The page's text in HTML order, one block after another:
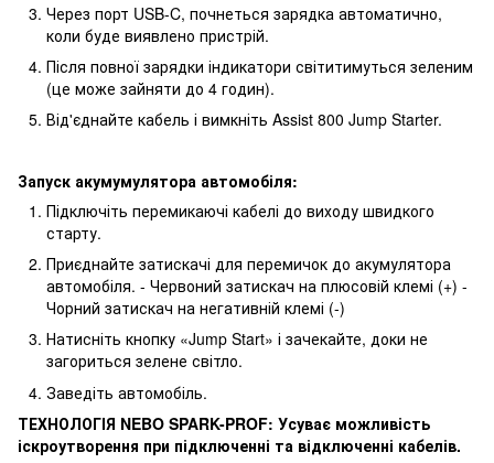
Через порт USB-C, почнеться зарядка автоматично,
коли буде виявлено пристрій.
Після повної зарядки індикатори світитимуться зеленим
(це може зайняти до 4 годин).
Від'єднайте кабель і вимкніть Assist 800 Jump Starter.
Запуск акумумулятора автомобіля:
Підключіть перемикаючі кабелі до виходу швидкого
старту.
Приєднайте затискачі для перемичок до акумулятора
автомобіля. - Червоний затискач на плюсовій клемі (+) -
Чорний затискач на негативній клемі (-)
Натисніть кнопку «Jump Start» і зачекайте, доки не
загориться зелене світло.
Заведіть автомобіль.
ТЕХНОЛОГІЯ NEBO SPARK-PROF: Усуває можливість
іскроутворення при підключенні та відключенні кабелів.